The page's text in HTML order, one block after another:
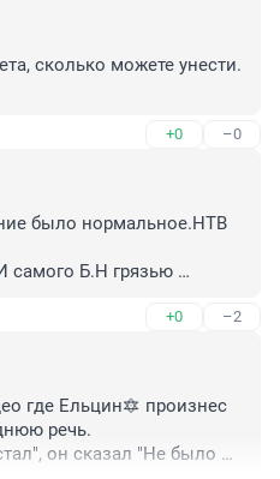
сколько можете унести.
+0 –0
было нормальное.НТВ
самого Б.Н грязью
+0 –2
где Ельцин🔯 произнес
речь.
он сказал "Не было